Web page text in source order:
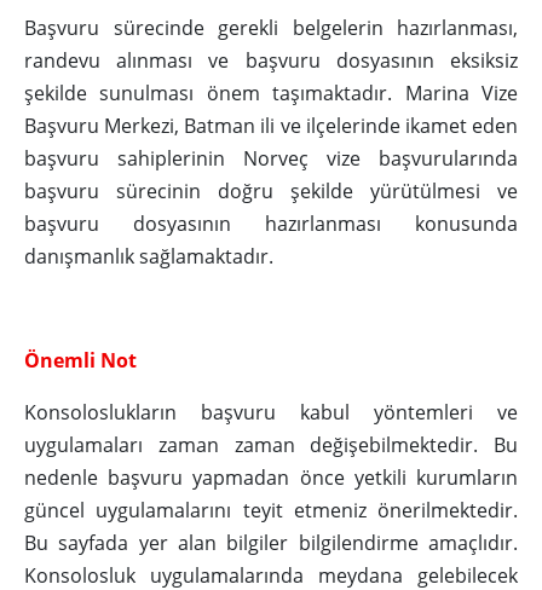
Başvuru sürecinde gerekli belgelerin hazırlanması,
randevu alınması ve başvuru dosyasının eksiksiz
şekilde sunulması önem taşımaktadır. Marina Vize
Başvuru Merkezi, Batman ili ve ilçelerinde ikamet eden
başvuru sahiplerinin Norveç vize başvurularında
başvuru sürecinin doğru şekilde yürütülmesi ve
başvuru dosyasının hazırlanması konusunda
danışmanlık sağlamaktadır.
Önemli Not
Konsoloslukların başvuru kabul yöntemleri ve
uygulamaları zaman zaman değişebilmektedir. Bu
nedenle başvuru yapmadan önce yetkili kurumların
güncel uygulamalarını teyit etmeniz önerilmektedir.
Bu sayfada yer alan bilgiler bilgilendirme amaçlıdır.
Konsolosluk uygulamalarında meydana gelebilecek